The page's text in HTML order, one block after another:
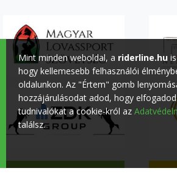
Mint minden weboldal, a riderline.hu
hogy kellemesebb felhasználói
oldalunkon. Az "Értem" gomb
hozzájárulásodat adod, hogy
tudnivalókat a cookie-król az
találsz.